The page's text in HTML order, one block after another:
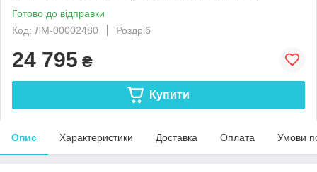
Готово до відправки
Код: ЛМ-00002480
Роздріб
24 795 ₴
Купити
Опис Характеристики Доставка Оплата Умови